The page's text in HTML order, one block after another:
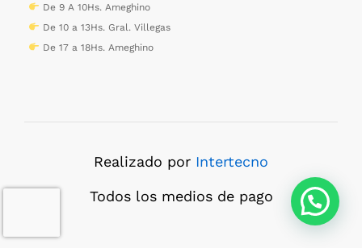
De 9 A 10Hs. Ameghino
De 10 a 13Hs. Gral. Villegas
De 17 a 18Hs. Ameghino
Realizado por Intertecno
Todos los medios de pago